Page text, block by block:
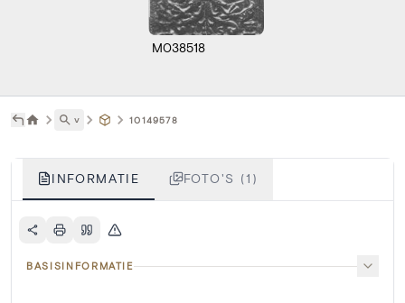
M038518
˅ 10149578
INFORMATIE FOTO'S (1)
BASISINFORMATIE